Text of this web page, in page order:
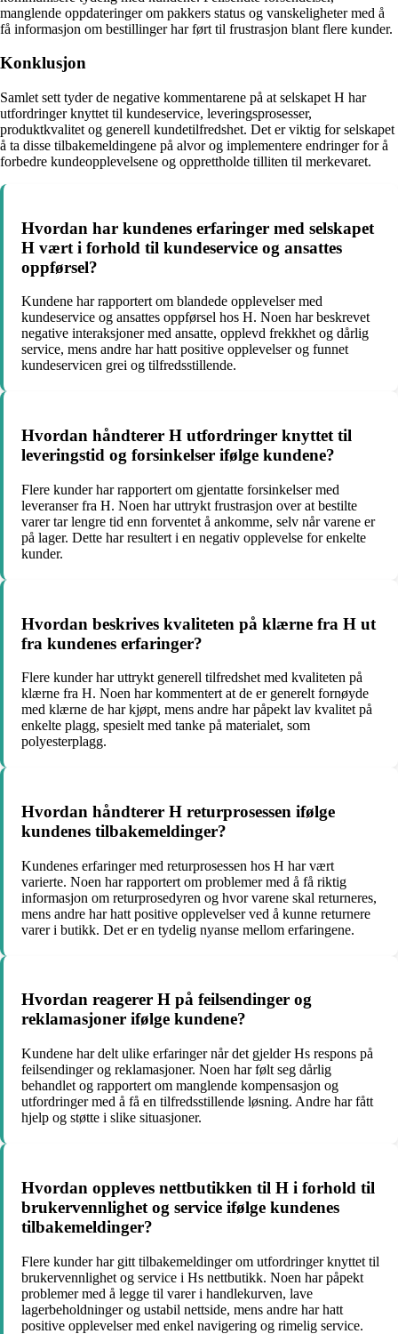
manglende oppdateringer om pakkers status og vanskeligheter med å
få informasjon om bestillinger har ført til frustrasjon blant flere kunder.
Konklusjon
Samlet sett tyder de negative kommentarene på at selskapet H har
utfordringer knyttet til kundeservice, leveringsprosesser,
produktkvalitet og generell kundetilfredshet. Det er viktig for selskapet
å ta disse tilbakemeldingene på alvor og implementere endringer for å
forbedre kundeopplevelsene og opprettholde tilliten til merkevaret.
Hvordan har kundenes erfaringer med selskapet
H vært i forhold til kundeservice og ansattes
oppførsel?​
Kundene har rapportert om blandede opplevelser med
kundeservice og ansattes oppførsel hos H. Noen har beskrevet
negative interaksjoner med ansatte, opplevd frekkhet og dårlig
service, mens andre har hatt positive opplevelser og funnet
kundeservicen grei og tilfredsstillende.
Hvordan håndterer H utfordringer knyttet til
leveringstid og forsinkelser ifølge kundene?​
Flere kunder har rapportert om gjentatte forsinkelser med
leveranser fra H. Noen har uttrykt frustrasjon over at bestilte
varer tar lengre tid enn forventet å ankomme, selv når varene er
på lager. Dette har resultert i en negativ opplevelse for enkelte
kunder.
Hvordan beskrives kvaliteten på klærne fra H ut
fra kundenes erfaringer?​
Flere kunder har uttrykt generell tilfredshet med kvaliteten på
klærne fra H. Noen har kommentert at de er generelt fornøyde
med klærne de har kjøpt, mens andre har påpekt lav kvalitet på
enkelte plagg, spesielt med tanke på materialet, som
polyesterplagg.
Hvordan håndterer H returprosessen ifølge
kundenes tilbakemeldinger?​
Kundenes erfaringer med returprosessen hos H har vært
varierte. Noen har rapportert om problemer med å få riktig
informasjon om returprosedyren og hvor varene skal returneres,
mens andre har hatt positive opplevelser ved å kunne returnere
varer i butikk. Det er en tydelig nyanse mellom erfaringene.
Hvordan reagerer H på feilsendinger og
reklamasjoner ifølge kundene?​
Kundene har delt ulike erfaringer når det gjelder Hs respons på
feilsendinger og reklamasjoner. Noen har følt seg dårlig
behandlet og rapportert om manglende kompensasjon og
utfordringer med å få en tilfredsstillende løsning. Andre har fått
hjelp og støtte i slike situasjoner.
Hvordan oppleves nettbutikken til H i forhold til
brukervennlighet og service ifølge kundenes
tilbakemeldinger?​
Flere kunder har gitt tilbakemeldinger om utfordringer knyttet til
brukervennlighet og service i Hs nettbutikk. Noen har påpekt
problemer med å legge til varer i handlekurven, lave
lagerbeholdninger og ustabil nettside, mens andre har hatt
positive opplevelser med enkel navigering og rimelig service.